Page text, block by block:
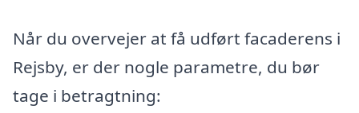
Når du overvejer at få udført facaderens i
Rejsby, er der nogle parametre, du bør
tage i betragtning: